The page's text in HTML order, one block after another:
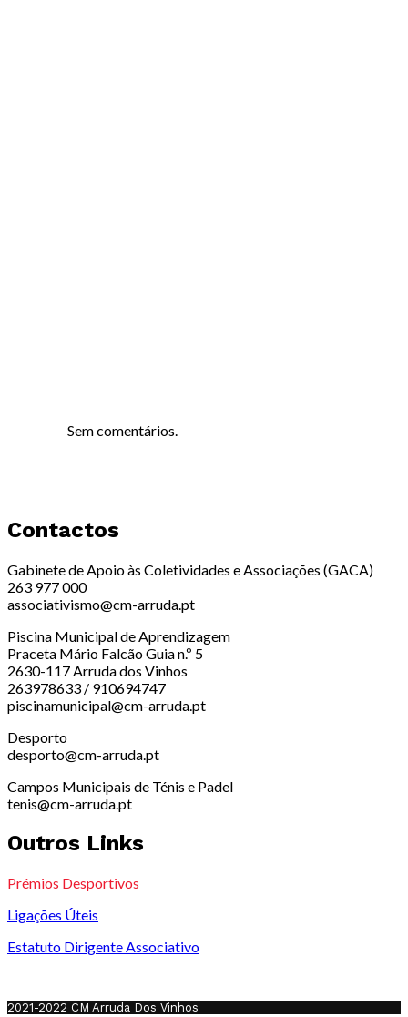
Sem comentários.
Contactos
Gabinete de Apoio às Coletividades e Associações (GACA)
263 977 000
associativismo@cm-arruda.pt
Piscina Municipal de Aprendizagem
Praceta Mário Falcão Guia n.º 5
2630-117 Arruda dos Vinhos
263978633 / 910694747
piscinamunicipal@cm-arruda.pt
Desporto
desporto@cm-arruda.pt
Campos Municipais de Ténis e Padel
tenis@cm-arruda.pt
Outros Links
Prémios Desportivos
Ligações Úteis
Estatuto Dirigente Associativo
2021-2022 CM Arruda Dos Vinhos